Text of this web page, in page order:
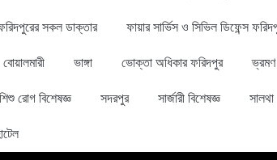
সকল ডাক্তার ফায়ার সার্ভিস ও সিভিল ডিফেন্স
বোয়ালমারী ভাঙ্গা ভোক্তা অধিকার ফরিদপুর
শিশু রোগ বিশেষজ্ঞ সদরপুর সার্জারী বিশেষজ্ঞ সালথা